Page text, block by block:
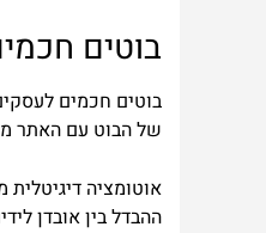
בוטים
בוטים חכמים
של הבוט עם האתר
ההבדל בין אובדן